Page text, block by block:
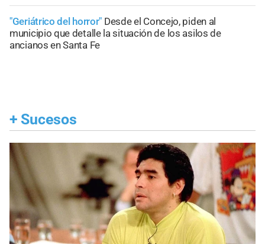
"Geriátrico del horror" Desde el Concejo, piden al
municipio que detalle la situación de los asilos de
ancianos en Santa Fe
+ Sucesos